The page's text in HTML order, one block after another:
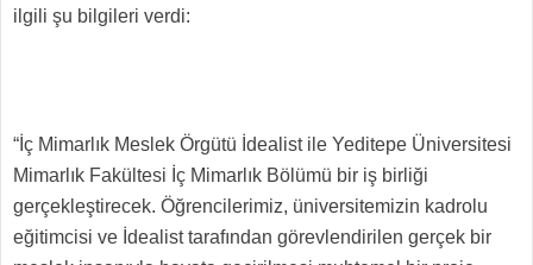
ilgili şu bilgileri verdi:
“İç Mimarlık Meslek Örgütü İdealist ile Yeditepe Üniversitesi
Mimarlık Fakültesi İç Mimarlık Bölümü bir iş birliği
gerçekleştirecek. Öğrencilerimiz, üniversitemizin kadrolu
eğitimcisi ve İdealist tarafından görevlendirilen gerçek bir